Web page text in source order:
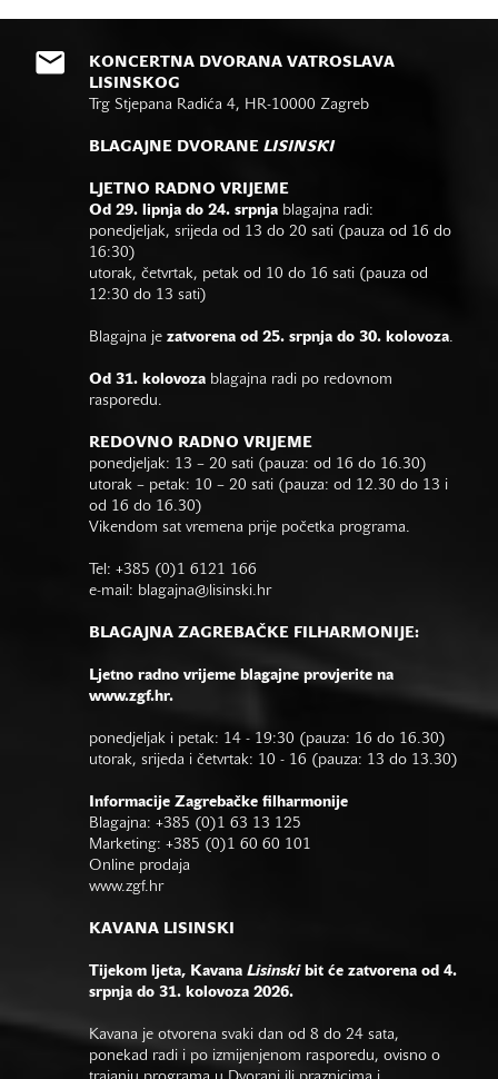
KONCERTNA DVORANA VATROSLAVA
LISINSKOG
Trg Stjepana Radića 4, HR-10000 Zagreb
BLAGAJNE DVORANE LISINSKI
LJETNO RADNO VRIJEME
Od 29. lipnja do 24. srpnja blagajna radi:
ponedjeljak, srijeda od 13 do 20 sati (pauza od 16 do
16:30)
utorak, četvrtak, petak od 10 do 16 sati (pauza od
12:30 do 13 sati)
Blagajna je zatvorena od 25. srpnja do 30. kolovoza.
Od 31. kolovoza blagajna radi po redovnom
rasporedu.
REDOVNO RADNO VRIJEME
ponedjeljak: 13 – 20 sati (pauza: od 16 do 16.30)
utorak – petak: 10 – 20 sati (pauza: od 12.30 do 13 i
od 16 do 16.30)
Vikendom sat vremena prije početka programa.
Tel: +385 (0)1 6121 166
e-mail: blagajna@lisinski.hr
BLAGAJNA ZAGREBAČKE FILHARMONIJE:
Ljetno radno vrijeme blagajne provjerite na
www.zgf.hr.
ponedjeljak i petak: 14 - 19:30 (pauza: 16 do 16.30)
utorak, srijeda i četvrtak: 10 - 16 (pauza: 13 do 13.30)
Informacije Zagrebačke filharmonije
Blagajna: +385 (0)1 63 13 125
Marketing: +385 (0)1 60 60 101
Online prodaja
www.zgf.hr
KAVANA LISINSKI
Tijekom ljeta, Kavana Lisinskibit će zatvorena od 4.
srpnja do 31. kolovoza 2026.
Kavana je otvorena svaki dan od 8 do 24 sata,
ponekad radi i po izmijenjenom rasporedu, ovisno o